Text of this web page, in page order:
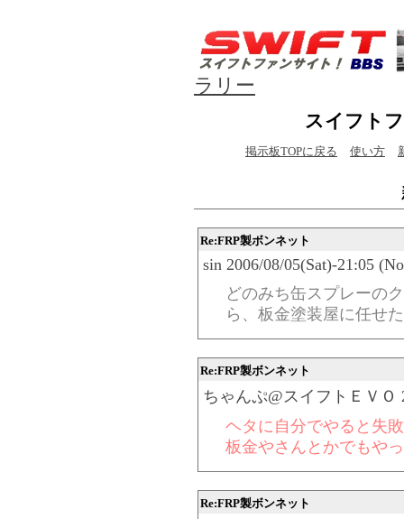
ラリー
スイフト
掲示板TOPに戻る 使い方
Re:FRP製ボンネット
sin 2006/08/05(Sat)-21:05
どのみち缶スプレーの
ら、板金塗装屋に任せ
Re:FRP製ボンネット
ちゃんぷ@スイフトＥＶＯ
ヘタに自分でやると失
板金やさんとかでもや
Re:FRP製ボンネット